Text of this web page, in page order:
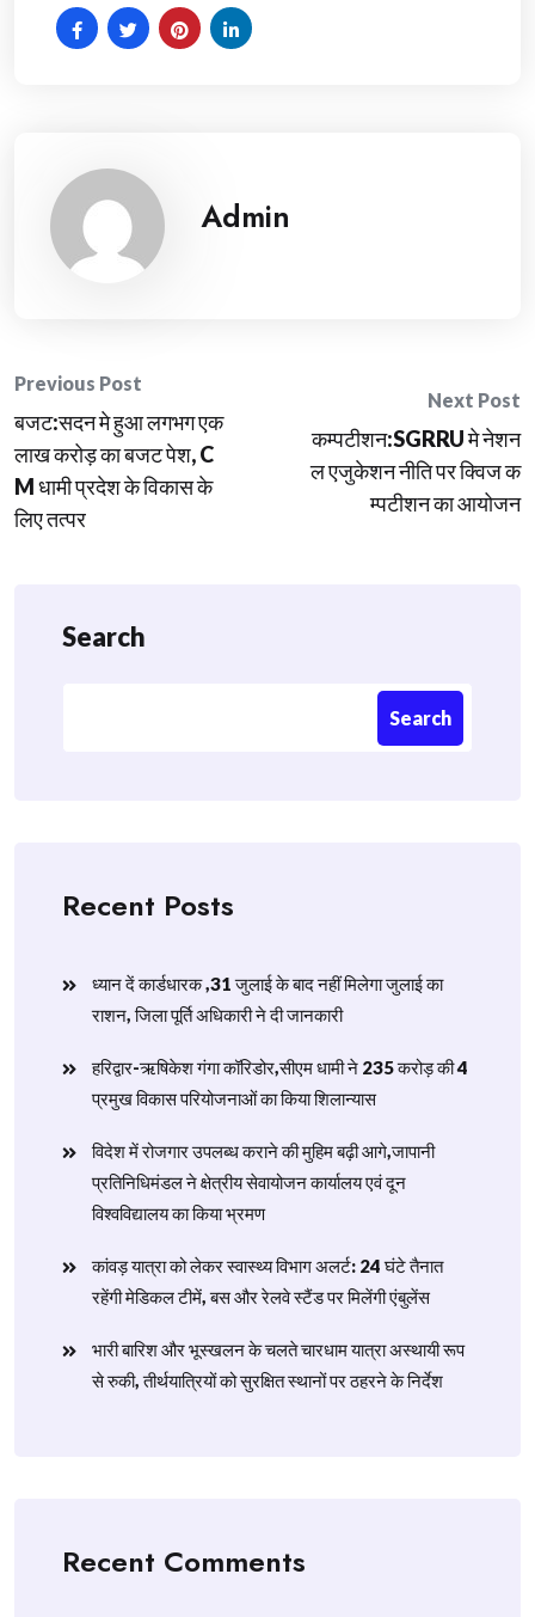
Admin
Post
navigation
Previous Post
बजट:सदन मे हुआ लगभग एक
लाख करोड़ का बजट पेश, C
M धामी प्रदेश के विकास के
लिए तत्पर
Next Post
कम्पटीशन:SGRRU मे नेशन
ल एजुकेशन नीति पर क्विज क
म्पटीशन का आयोजन
Search
Search
Recent Posts
ध्यान दें कार्डधारक ,31 जुलाई के बाद नहीं मिलेगा जुलाई का
राशन, जिला पूर्ति अधिकारी ने दी जानकारी
हरिद्वार-ऋषिकेश गंगा कॉरिडोर,सीएम धामी ने 235 करोड़ की 4
प्रमुख विकास परियोजनाओं का किया शिलान्यास
विदेश में रोजगार उपलब्ध कराने की मुहिम बढ़ी आगे,जापानी
प्रतिनिधिमंडल ने क्षेत्रीय सेवायोजन कार्यालय एवं दून
विश्वविद्यालय का किया भ्रमण
​कांवड़ यात्रा को लेकर स्वास्थ्य विभाग अलर्ट: 24 घंटे तैनात
रहेंगी मेडिकल टीमें, बस और रेलवे स्टैंड पर मिलेंगी एंबुलेंस
​भारी बारिश और भूस्खलन के चलते चारधाम यात्रा अस्थायी रूप
से रुकी, तीर्थयात्रियों को सुरक्षित स्थानों पर ठहरने के निर्देश
Recent Comments